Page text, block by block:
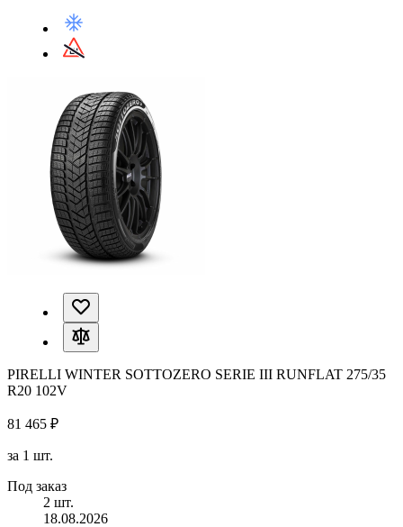
PIRELLI WINTER SOTTOZERO SERIE III RUNFLAT 275/35
R20 102V
81 465 ₽
за 1 шт.
Под заказ
2 шт.
18.08.2026